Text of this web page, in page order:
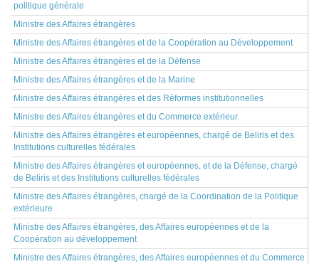
politique générale
Ministre des Affaires étrangères
Ministre des Affaires étrangères et de la Coopération au Développement
Ministre des Affaires étrangères et de la Défense
Ministre des Affaires étrangères et de la Marine
Ministre des Affaires étrangères et des Réformes institutionnelles
Ministre des Affaires étrangères et du Commerce extérieur
Ministre des Affaires étrangères et européennes, chargé de Beliris et des
Institutions culturelles fédérales
Ministre des Affaires étrangères et européennes, et de la Défense, chargé
de Beliris et des Institutions culturelles fédérales
Ministre des Affaires étrangères, chargé de la Coordination de la Politique
extérieure
Ministre des Affaires étrangères, des Affaires européennes et de la
Coopération au développement
Ministre des Affaires étrangères, des Affaires européennes et du Commerce